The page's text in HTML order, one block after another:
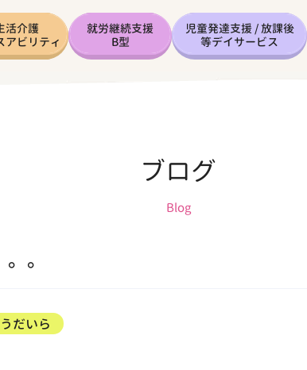
活介護
アビリティ
就労継続支援
B型
児童発達支援 / 放課後
等デイサービス
ブログ
Blog
。
だいら